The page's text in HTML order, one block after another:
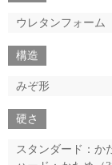
ウレタンフォーム
構造
みぞ形
硬さ
スタンダード：か